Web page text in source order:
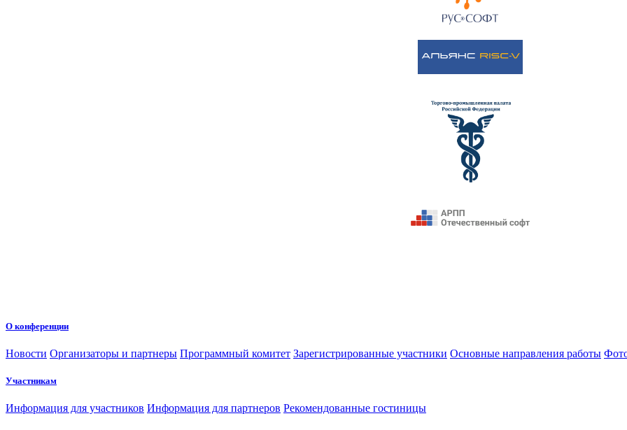
О конференции
Новости Организаторы и партнеры Программный комитет Зарегистрированные участники Основные направления работы
Участникам
Информация для участников Информация для партнеров Рекомендованные гостиницы